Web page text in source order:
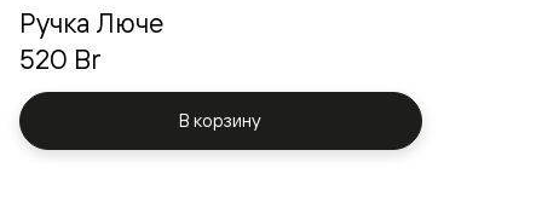
Ручка Люче
520 Br
В корзину